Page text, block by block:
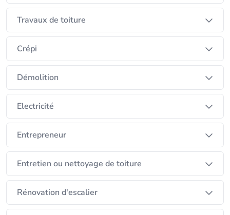
Travaux de toiture
Crépi
Démolition
Electricité
Entrepreneur
Entretien ou nettoyage de toiture
Rénovation d'escalier